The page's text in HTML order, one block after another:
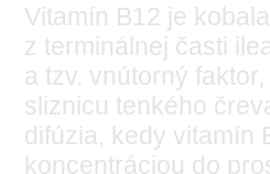
Vitamín B12 je
z terminálnej časti
a tzv. vnútorný
sliznicu tenkého
difúzia, kedy vitamín
koncentráciou do